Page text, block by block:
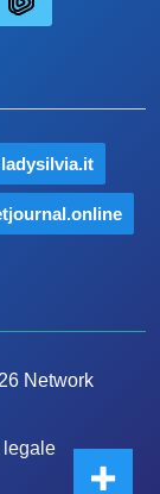
ladysilvia.it
Network
legale